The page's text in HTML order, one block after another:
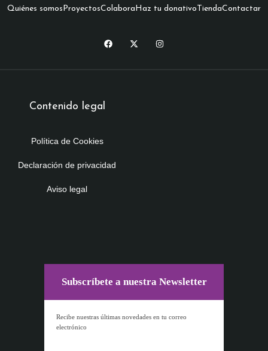
Quiénes somos ProyectosColabora Haz tu donativoTiendaContactar
Contenido legal
Política de Cookies
Declaración de privacidad
Aviso legal
Subscríbete a nuestra Newsletter
Recibe nuestras últimas novedades en tu correo
electrónico